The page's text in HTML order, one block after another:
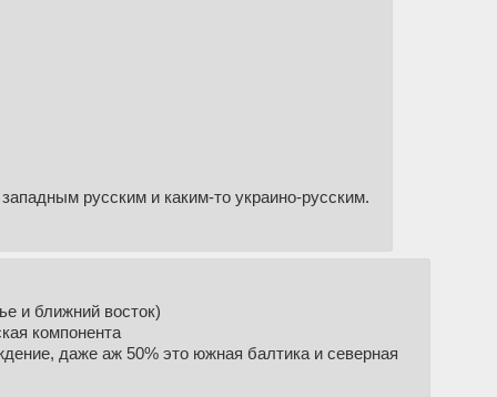
русским и каким-то украино-русским.
и ближний восток)
компонента
даже аж 50% это южная балтика и северная